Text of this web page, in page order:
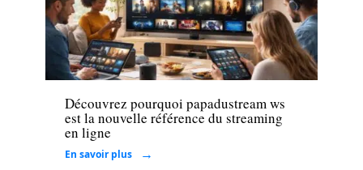
Loisirs
Découvrez pourquoi papadustream ws
est la nouvelle référence du streaming
en ligne
En savoir plus